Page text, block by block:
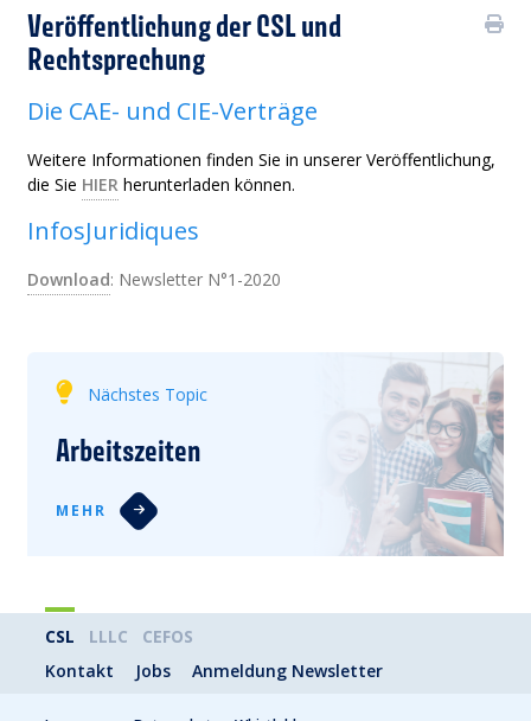
Veröffentlichung der CSL und
Rechtsprechung
Die CAE- und CIE-Verträge
Weitere Informationen finden Sie in unserer Veröffentlichung,
die Sie HIER herunterladen können.
InfosJuridiques
Download: Newsletter N°1-2020
Nächstes Topic
Arbeitszeiten
MEHR
CSL LLLC
CEFOS
Kontakt
Jobs Anmeldung Newsletter